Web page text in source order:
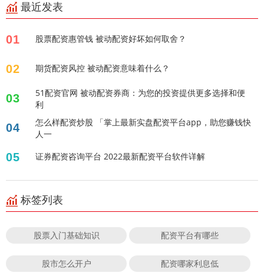
最近发表
01 股票配资惠管钱 被动配资好坏如何取舍？
02 期货配资风控 被动配资意味着什么？
03
51配资官网 被动配资券商：为您的投资提供更多选择和便
利
04
怎么样配资炒股 「掌上最新实盘配资平台app，助您赚钱快
人一
05 证券配资咨询平台 2022最新配资平台软件详解
标签列表
股票入门基础知识 配资平台有哪些
股市怎么开户 配资哪家利息低